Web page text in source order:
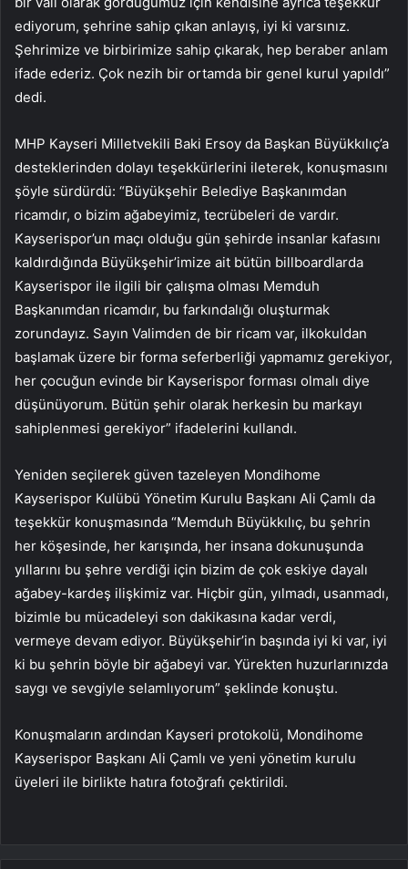
ediyorum, şehrine sahip çıkan anlayış, iyi ki varsınız.
Şehrimize ve birbirimize sahip çıkarak, hep beraber anlam
ifade ederiz. Çok nezih bir ortamda bir genel kurul yapıldı”
dedi.
MHP Kayseri Milletvekili Baki Ersoy da Başkan Büyükkılıç’a
desteklerinden dolayı teşekkürlerini ileterek, konuşmasını
şöyle sürdürdü: “Büyükşehir Belediye Başkanımdan
ricamdır, o bizim ağabeyimiz, tecrübeleri de vardır.
Kayserispor’un maçı olduğu gün şehirde insanlar kafasını
kaldırdığında Büyükşehir’imize ait bütün billboardlarda
Kayserispor ile ilgili bir çalışma olması Memduh
Başkanımdan ricamdır, bu farkındalığı oluşturmak
zorundayız. Sayın Valimden de bir ricam var, ilkokuldan
başlamak üzere bir forma seferberliği yapmamız gerekiyor,
her çocuğun evinde bir Kayserispor forması olmalı diye
düşünüyorum. Bütün şehir olarak herkesin bu markayı
sahiplenmesi gerekiyor” ifadelerini kullandı.
Yeniden seçilerek güven tazeleyen Mondihome
Kayserispor Kulübü Yönetim Kurulu Başkanı Ali Çamlı da
teşekkür konuşmasında “Memduh Büyükkılıç, bu şehrin
her köşesinde, her karışında, her insana dokunuşunda
yıllarını bu şehre verdiği için bizim de çok eskiye dayalı
ağabey-kardeş ilişkimiz var. Hiçbir gün, yılmadı, usanmadı,
bizimle bu mücadeleyi son dakikasına kadar verdi,
vermeye devam ediyor. Büyükşehir’in başında iyi ki var, iyi
ki bu şehrin böyle bir ağabeyi var. Yürekten huzurlarınızda
saygı ve sevgiyle selamlıyorum” şeklinde konuştu.
Konuşmaların ardından Kayseri protokolü, Mondihome
Kayserispor Başkanı Ali Çamlı ve yeni yönetim kurulu
üyeleri ile birlikte hatıra fotoğrafı çektirildi.